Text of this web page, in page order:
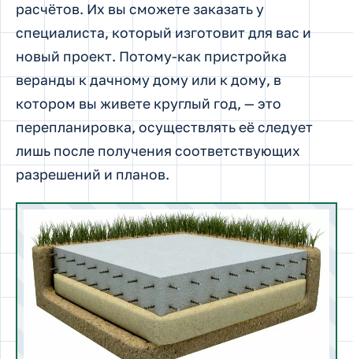
расчётов. Их вы сможете заказать у
специалиста, который изготовит для вас и
новый проект. Потому-как пристройка
веранды к дачному дому или к дому, в
котором вы живете круглый год, — это
перепланировка, осуществлять её следует
лишь после получения соответствующих
разрешений и планов.